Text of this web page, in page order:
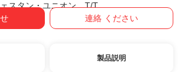
スタン・ユニオン、T/T
連絡 ください
製品説明